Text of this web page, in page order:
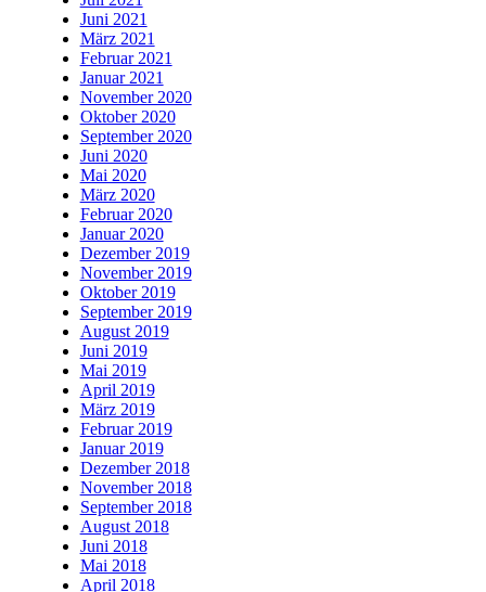
Juni 2021
März 2021
Februar 2021
Januar 2021
November 2020
Oktober 2020
September 2020
Juni 2020
Mai 2020
März 2020
Februar 2020
Januar 2020
Dezember 2019
November 2019
Oktober 2019
September 2019
August 2019
Juni 2019
Mai 2019
April 2019
März 2019
Februar 2019
Januar 2019
Dezember 2018
November 2018
September 2018
August 2018
Juni 2018
Mai 2018
April 2018